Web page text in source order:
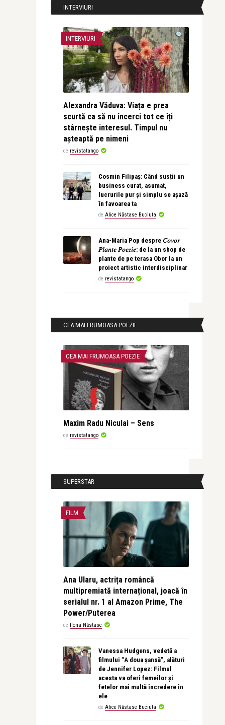
INTERVIURI
INTERVIURI
Alexandra Văduva: Viața e prea
scurtă ca să nu încerci tot ce îți
stârnește interesul. Timpul nu
așteaptă pe nimeni
de revistatango
Cosmin Filipaș: Când susții un
business curat, asumat,
lucrurile pur și simplu se așază
în favoarea ta
de Alice Năstase Buciuta
Ana-Maria Pop despre 𝐶𝑜𝑣𝑜𝑟
𝑃𝑙𝑎𝑛𝑡𝑒 𝑃𝑜𝑒𝑧𝑖𝑒: de la un shop de
plante de pe terasa Obor la un
proiect artistic interdisciplinar
de revistatango
CEA MAI FRUMOASA POEZIE
CEA MAI FRUMOASA POEZIE
Maxim Radu Niculai – Sens
de revistatango
SUPERSTAR
FILM
Ana Ularu, actrița româncă
multipremiată internațional, joacă în
serialul nr. 1 al Amazon Prime, The
Power/Puterea
de Ilona Năstase
Vanessa Hudgens, vedetă a
filmului “A doua șansă”, alături
de Jennifer Lopez: Filmul
acesta va oferi femeilor și
fetelor mai multă încredere în
ele
de Alice Năstase Buciuta